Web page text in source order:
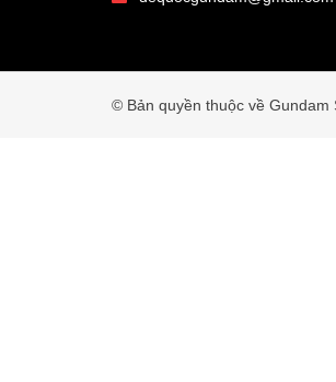
© Bản quyền thuộc về Gundam